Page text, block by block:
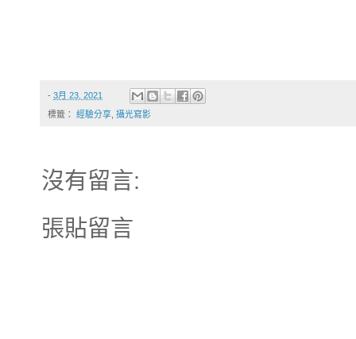
- 3月 23, 2021
標籤： 經驗分享 攝光寫影
沒有留言:
張貼留言